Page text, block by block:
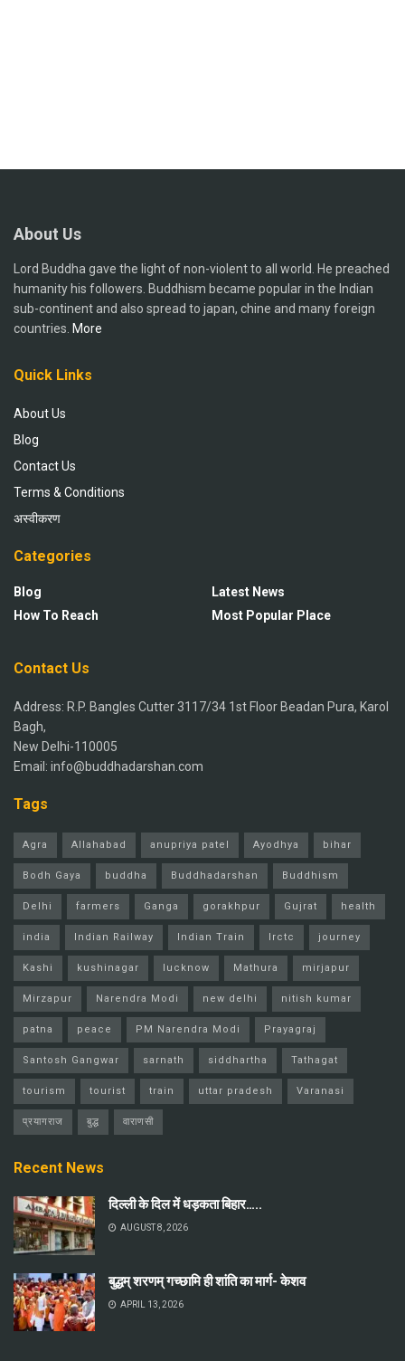
About Us
Lord Buddha gave the light of non-violent to all world. He preached
humanity his followers. Buddhism became popular in the Indian
sub-continent and also spread to japan, chine and many foreign
countries. More
Quick Links
About Us
Blog
Contact Us
Terms & Conditions
अस्वीकरण
Categories
Blog
How To Reach
Latest News
Most Popular Place
Contact Us
Address: R.P. Bangles Cutter 3117/34 1st Floor Beadan Pura, Karol
Bagh,
New Delhi-110005
Email: info@buddhadarshan.com
Tags
Agra Allahabad anupriya patel Ayodhya bihar
Bodh Gaya buddha Buddhadarshan Buddhism
Delhi farmers Ganga gorakhpur Gujrat health
india Indian Railway Indian Train Irctc journey
Kashi kushinagar lucknow Mathura mirjapur
Mirzapur Narendra Modi new delhi nitish kumar
patna peace PM Narendra Modi Prayagraj
Santosh Gangwar sarnath siddhartha Tathagat
tourism tourist train uttar pradesh Varanasi
प्रयागराज बुद्ध वाराणसी
Recent News
दिल्ली के दिल में धड़कता बिहार…..
AUGUST 8, 2026
बुद्धम् शरणम् गच्छामि ही शांति का मार्ग- केशव
APRIL 13, 2026